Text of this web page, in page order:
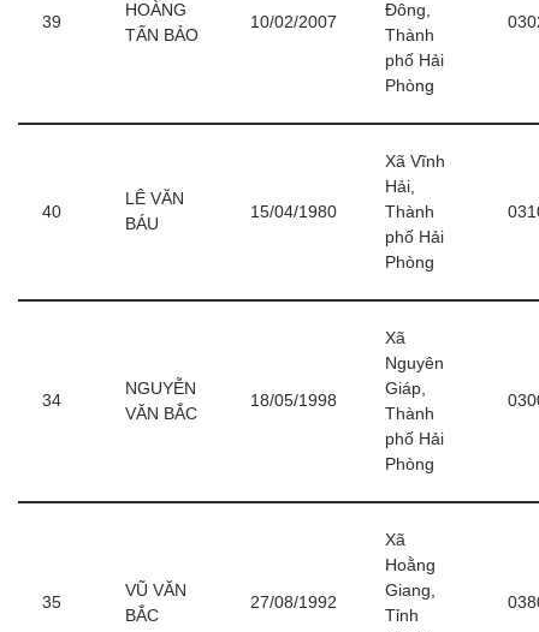
39
HOÀNG
TẤN BẢO
10/02/2007
Đông,
Thành
phố Hải
Phòng
40
LÊ VĂN
BÁU
15/04/1980
Xã Vĩnh
Hải,
Thành
phố Hải
Phòng
34
NGUYỄN
VĂN BẮC
18/05/1998
Xã
Nguyên
Giáp,
Thành
phố Hải
Phòng
35
VŨ VĂN
BẮC
27/08/1992
Xã
Hoằng
Giang,
Tỉnh